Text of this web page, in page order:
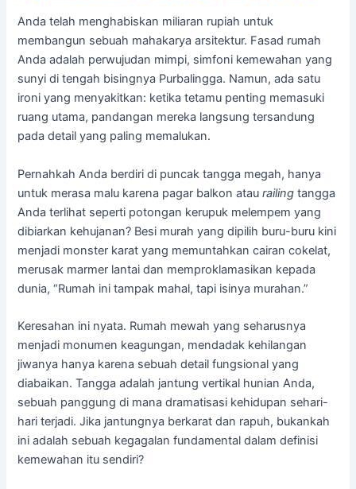
Anda telah menghabiskan miliaran rupiah untuk
membangun sebuah mahakarya arsitektur. Fasad rumah
Anda adalah perwujudan mimpi, simfoni kemewahan yang
sunyi di tengah bisingnya Purbalingga. Namun, ada satu
ironi yang menyakitkan: ketika tetamu penting memasuki
ruang utama, pandangan mereka langsung tersandung
pada detail yang paling memalukan.
Pernahkah Anda berdiri di puncak tangga megah, hanya
untuk merasa malu karena pagar balkon ataurailing tangga
Anda terlihat seperti potongan kerupuk melempem yang
dibiarkan kehujanan? Besi murah yang dipilih buru-buru kini
menjadi monster karat yang memuntahkan cairan cokelat,
merusak marmer lantai dan memproklamasikan kepada
dunia, “Rumah ini tampak mahal, tapi isinya murahan.”
Keresahan ini nyata. Rumah mewah yang seharusnya
menjadi monumen keagungan, mendadak kehilangan
jiwanya hanya karena sebuah detail fungsional yang
diabaikan. Tangga adalah jantung vertikal hunian Anda,
sebuah panggung di mana dramatisasi kehidupan sehari-
hari terjadi. Jika jantungnya berkarat dan rapuh, bukankah
ini adalah sebuah kegagalan fundamental dalam definisi
kemewahan itu sendiri?